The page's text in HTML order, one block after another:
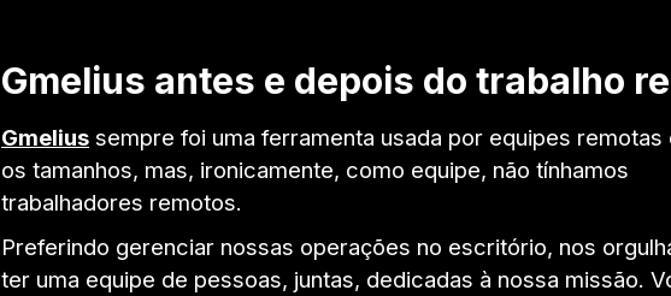
Gmelius antes e depois do trabalho
Gmelius sempre foi uma ferramenta usada por equipes remotas
os tamanhos, mas, ironicamente, como equipe, não tínhamos
trabalhadores remotos.
Preferindo gerenciar nossas operações no escritório, nos
ter uma equipe de pessoas, juntas, dedicadas à nossa missão.